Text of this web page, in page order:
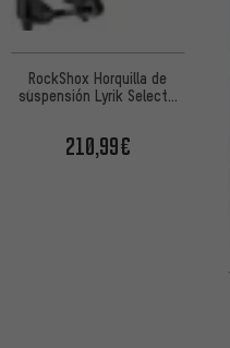
RockShox Horquilla de
suspensión Lyrik Select+
210,99€